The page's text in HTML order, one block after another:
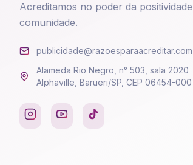
Acreditamos no poder da
comunidade.
publicidade@razoesparaacreditar.com
Alameda Rio Negro, n° 503, sala 2020
Alphaville, Barueri/SP, CEP 06454-000